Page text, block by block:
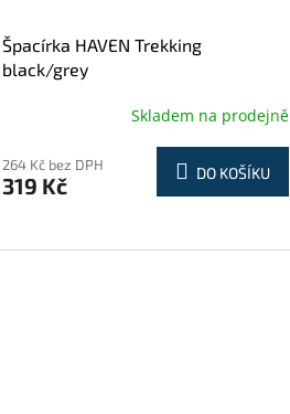
Špacírka HAVEN Trekking
black/grey
Skladem na prodejně
264 Kč bez DPH
319 Kč DO KOŠÍKU